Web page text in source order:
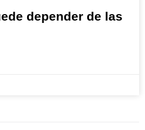
depender de las